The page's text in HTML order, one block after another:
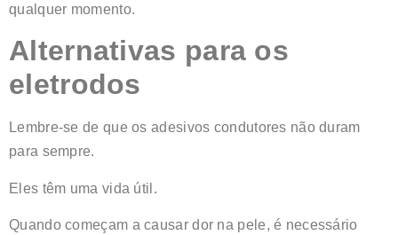
qualquer momento.
Alternativas para os
eletrodos
Lembre-se de que os adesivos condutores não duram
para sempre.
Eles têm uma vida útil.
Quando começam a causar dor na pele, é necessário